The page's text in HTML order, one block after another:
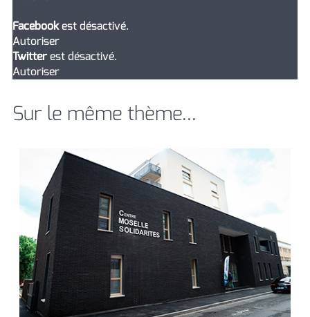
Facebookest désactivé.
Autoriser
Twitterest désactivé.
Autoriser
Sur le même thème...